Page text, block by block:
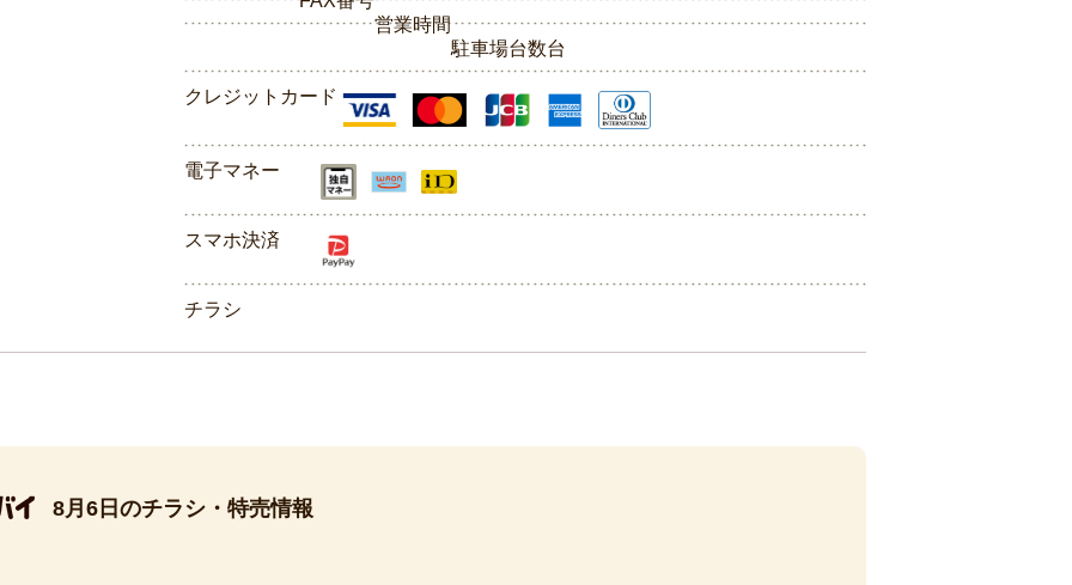
営業時間
駐車場台数台
クレジットカード
電子マネー
スマホ決済
チラシ
8月6日のチラシ・特売情報